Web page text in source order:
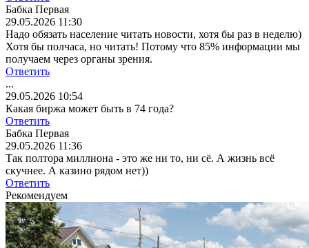
Бабка Первая
29.05.2026 11:30
Надо обязать население читать новости, хотя бы раз в неделю)
Хотя бы полчаса, но читать! Потому что 85% информации мы
получаем через органы зрения.
Ответить
...
29.05.2026 10:54
Какая биржа может быть в 74 года?
Ответить
Бабка Первая
29.05.2026 11:36
Так полтора миллиона - это же ни то, ни сё. А жизнь всё
скучнее. А казино рядом нет))
Ответить
Рекомендуем